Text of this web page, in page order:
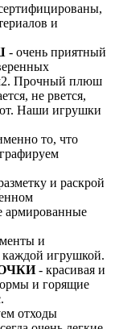
и
- очень приятный
Прочный плюш
не рвется,
Наши игрушки
то, что
и раскрой
армированные
и
каждой игрушкой.
- красивая и
и горящие
отходы